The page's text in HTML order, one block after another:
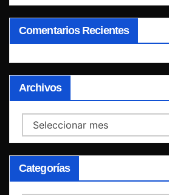
Comentarios Recientes
Archivos
Archivos
Categorías